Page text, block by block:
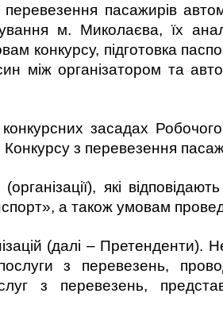
перевезення пасажирів
м. Миколаєва, їх
конкурсу, підготовка
між організатором та
засадах
Конкурсу з перевезення
які
а також умовам
(далі – Претенденти).
з перевезень,
з перевезень,